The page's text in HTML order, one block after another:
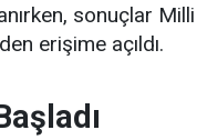
sonuçlar Milli
erişime açıldı.